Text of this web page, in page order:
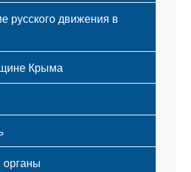
русского движения в
Крыма